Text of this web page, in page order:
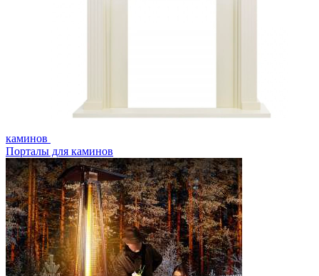
каминов
Порталы для каминов